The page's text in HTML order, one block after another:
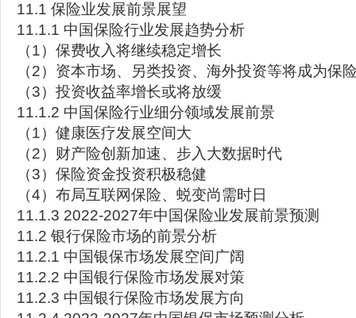
11.1 保险业发展前景展望
11.1.1 中国保险行业发展趋势分析
（1）保费收入将继续稳定增长
（2）资本市场、另类投资、海外投资等将成为保
（3）投资收益率增长或将放缓
11.1.2 中国保险行业细分领域发展前景
（1）健康医疗发展空间大
（2）财产险创新加速、步入大数据时代
（3）保险资金投资积极稳健
（4）布局互联网保险、蜕变尚需时日
11.1.3 2022-2027年中国保险业发展前景预测
11.2 银行保险市场的前景分析
11.2.1 中国银保市场发展空间广阔
11.2.2 中国银行保险市场发展对策
11.2.3 中国银行保险市场发展方向